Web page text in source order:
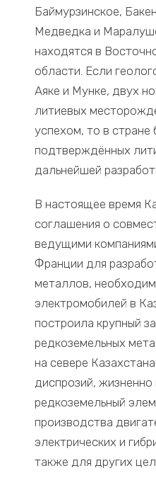
Баймурзинское,
Медведка и
находятся в
области. Если
Аяке и Мунке, двух
литиевых
успехом, то в стране
подтверждённых
дальнейшей
В настоящее время
соглашения о
ведущими
Франции для
металлов,
электромобилей в
построила крупный
редкоземельных
на севере
диспрозий,
редкоземельный
производства
электрических и
также для других